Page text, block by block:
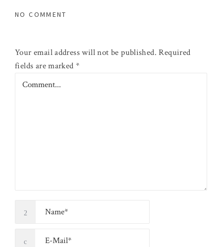
NO COMMENT
Your email address will not be published. Required
fields are marked*